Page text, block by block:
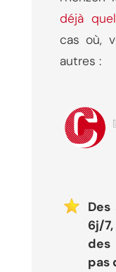
déjà
cas où,
autres :
6j/
des
pas